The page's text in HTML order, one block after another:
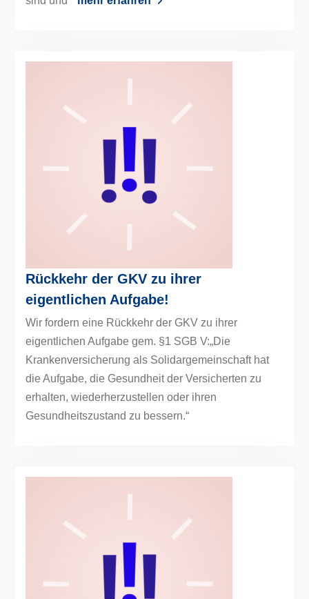
Rückkehr der GKV zu ihrer
eigentlichen Aufgabe!
Wir fordern eine Rückkehr der GKV zu ihrer
eigentlichen Aufgabe gem. §1 SGB V:„Die
Krankenversicherung als Solidargemeinschaft hat
die Aufgabe, die Gesundheit der Versicherten zu
erhalten, wiederherzustellen oder ihren
Gesundheitszustand zu bessern.“